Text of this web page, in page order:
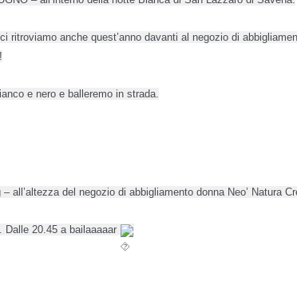
ritroviamo anche quest’anno davanti al negozio di
e nero e balleremo in strada.
all’altezza del negozio di abbigliamento donna Neo’ Natura
Dalle 20.45 a bailaaaaar